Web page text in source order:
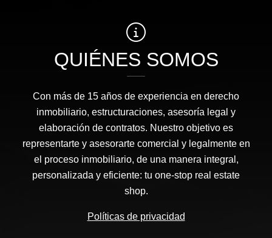
QUIÉNES SOMOS
Con más de 15 años de experiencia en derecho
inmobiliario, estructuraciones, asesoría legal y
elaboración de contratos. Nuestro objetivo es
representarte y asesorarte comercial y legalmente en
el proceso inmobiliario, de una manera integral,
personalizada y eficiente: tu one-stop real estate
shop.
Políticas de privacidad